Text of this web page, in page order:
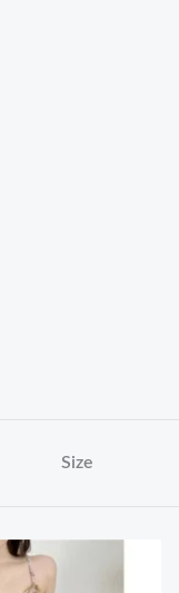
Size